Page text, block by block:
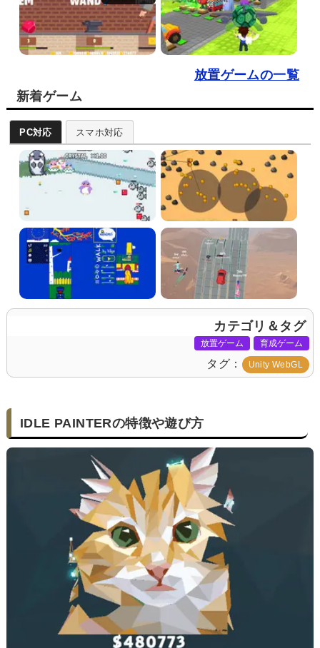
放置ゲームの一覧
新着ゲーム
PC対応 スマホ対応
カテゴリ＆タグ
放置ゲーム 育成ゲーム
タグ Unity WebGL
IDLE PAINTERの特徴や遊び方